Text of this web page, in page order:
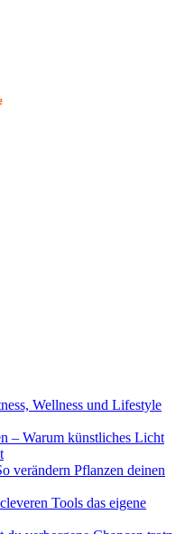
Wellness und Lifestyle
– Warum künstliches Licht
verändern Pflanzen deinen
Tools das eigene